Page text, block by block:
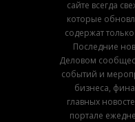
сайте всегда
которые
содержат
Последние
Деловом
событий и
бизнеса,
главных
портале